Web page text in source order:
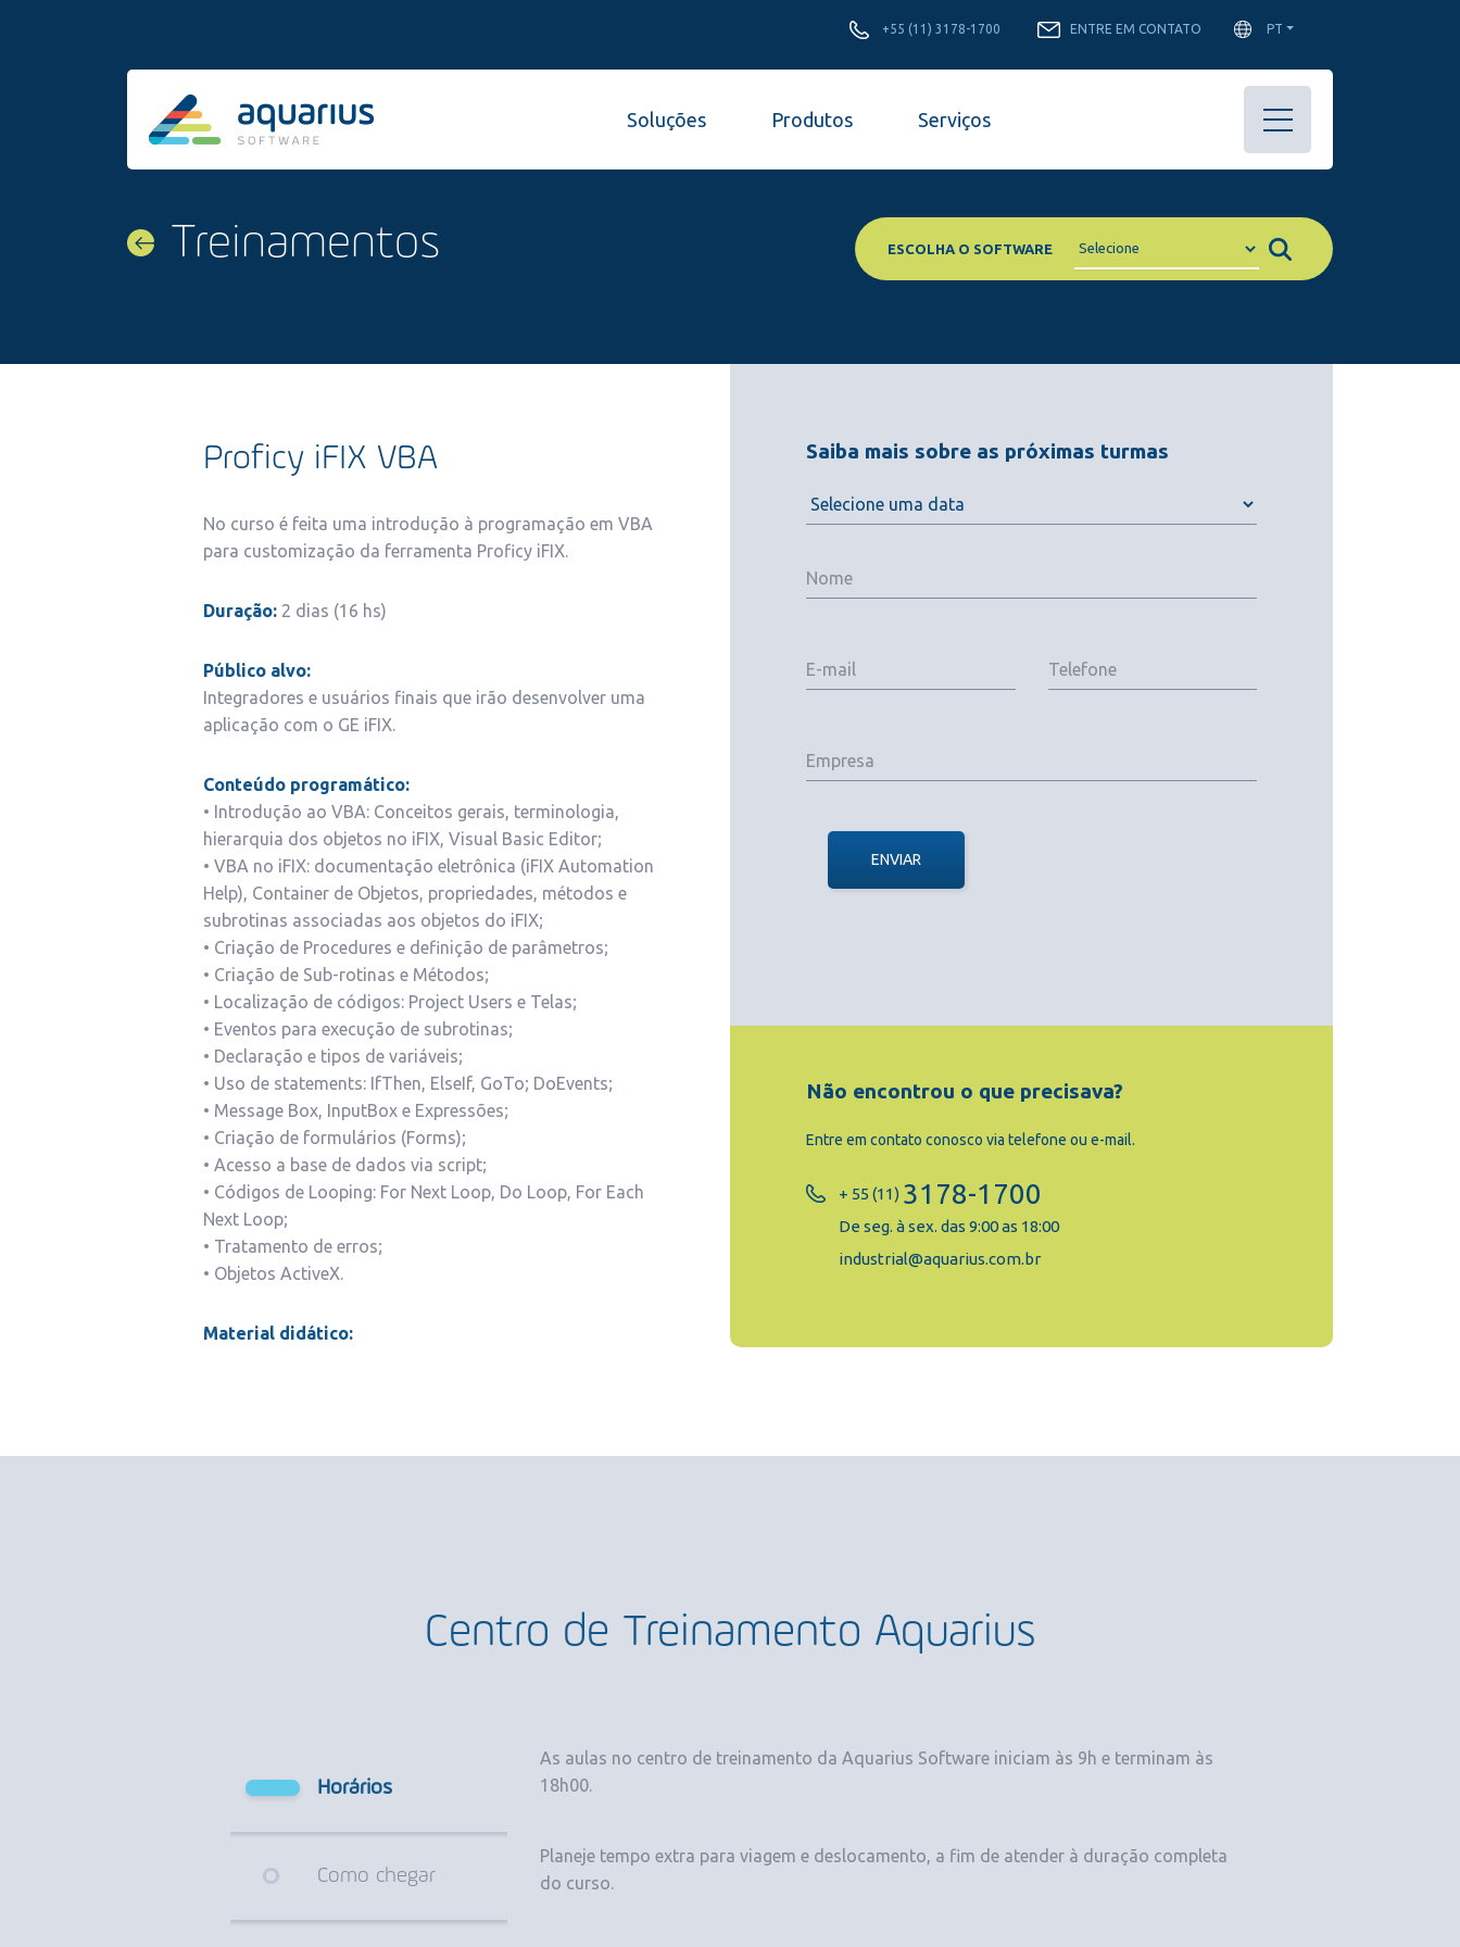
+55 (11) 3178-1700 ENTRE EM CONTATO PT
Soluções Produtos Serviços
Treinamentos ESCOLHA O SOFTWARE
Proficy iFIX VBA
No curso é feita uma introdução à programação em VBA
para customização da ferramenta Proficy iFIX.
Duração: 2 dias (16 hs)
Público alvo:
Integradores e usuários finais que irão desenvolver uma
aplicação com o GE iFIX.
Conteúdo programático:
• Introdução ao VBA: Conceitos gerais, terminologia,
hierarquia dos objetos no iFIX, Visual Basic Editor;
• VBA no iFIX: documentação eletrônica (iFIX Automation
Help), Container de Objetos, propriedades, métodos e
subrotinas associadas aos objetos do iFIX;
• Criação de Procedures e definição de parâmetros;
• Criação de Sub-rotinas e Métodos;
• Localização de códigos: Project Users e Telas;
• Eventos para execução de subrotinas;
• Declaração e tipos de variáveis;
• Uso de statements: IfThen, ElseIf, GoTo; DoEvents;
• Message Box, InputBox e Expressões;
• Criação de formulários (Forms);
• Acesso a base de dados via script;
• Códigos de Looping: For Next Loop, Do Loop, For Each
Next Loop;
• Tratamento de erros;
• Objetos ActiveX.
Material didático:
Saiba mais sobre as próximas turmas
ENVIAR
Não encontrou o que precisava?
Entre em contato conosco via telefone ou e-mail.
+ 55 (11) 3178-1700
De seg. à sex. das 9:00 as 18:00
industrial@aquarius.com.br
Centro de Treinamento Aquarius
Horários
Como chegar
As aulas no centro de treinamento da Aquarius Software iniciam às 9h e terminam às
18h00.
Planeje tempo extra para viagem e deslocamento, a fim de atender à duração completa
do curso.